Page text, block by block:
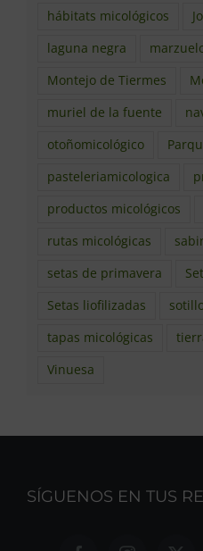
hábitats micológicos
laguna negra
Montejo de Tiermes
muriel de la fuente
otoñomicológico
pasteleriamicologica
productos micológicos
rutas micológicas
setas de primavera
Setas liofilizadas
tapas micológicas
Vinuesa
SÍGUENOS EN TUS